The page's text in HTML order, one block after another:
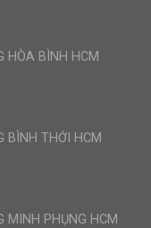
HÒA BÌNH HCM
BÌNH THỚI HCM
MINH PHỤNG HCM